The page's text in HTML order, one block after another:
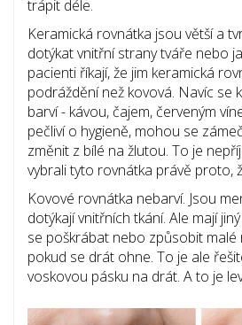
trápit déle.
Keramická rovnátka jsou větší a
dotýkat vnitřní strany tváře nebo
pacienti říkají, že jim keramická
podráždění než kovová. Navíc se
barví - kávou, čajem, červeným
pečliví o hygieně, mohou se
změnit z bílé na žlutou. To je
vybrali tyto rovnátka právě proto,
Kovové rovnátka nebarví. Jsou
dotýkají vnitřních tkání. Ale mají
se poškrábat nebo způsobit malé
pokud se drát ohne. To je ale
voskovou pásku na drát. A to je